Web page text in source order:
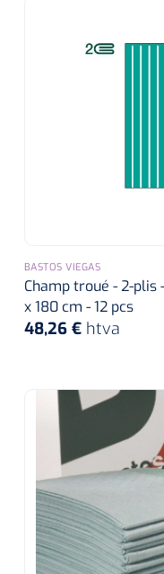
BASTOS VIEGAS
Champ troué - 2-
x 180 cm - 12 pcs
48,26 € htva